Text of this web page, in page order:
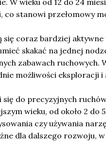
co stanowi przełomowy
coraz bardziej aktywne
skakać na jednej
zabawach ruchowych.
możliwości eksploracji
się do precyzyjnych
wieku, od około 2 do
czy używania
dla dalszego rozwoju,